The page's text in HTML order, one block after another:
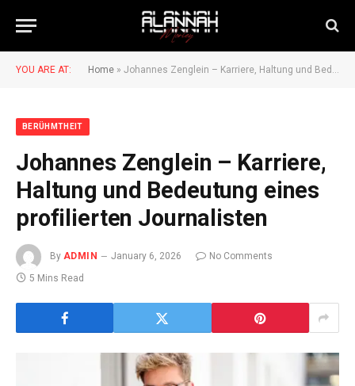
YOU ARE AT: Home » Johannes Zenglein – Karriere, Haltung und Bedeutung eines profilierten Journalisten
BERÜHMTHEIT
Johannes Zenglein – Karriere,
Haltung und Bedeutung eines
profilierten Journalisten
By ADMIN January 6, 2026
No Comments
5 Mins Read